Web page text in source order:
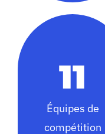
11
Équipes de
compétition